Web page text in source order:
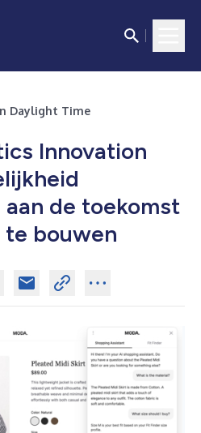
Daylight Time
Innovation
de toekomst
te bouwen